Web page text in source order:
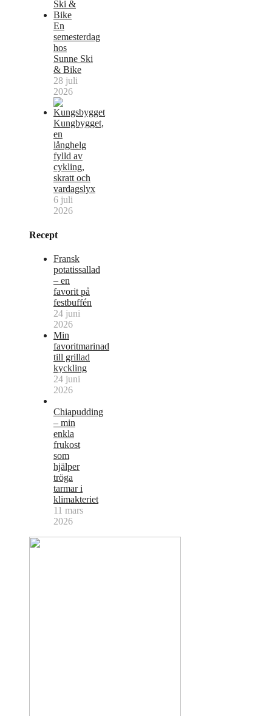
En
semesterdag
hos
Sunne Ski
& Bike
28 juli
2026
Kungbygget,
en
långhelg
fylld av
cykling,
skratt och
vardagslyx
6 juli
2026
Recept
Fransk
potatissallad
– en
favorit på
festbuffén
24 juni
2026
Min
favoritmarinad
till grillad
kyckling
24 juni
2026
Chiapudding
– min
enkla
frukost
som
hjälper
tröga
tarmar i
klimakteriet
11 mars
2026